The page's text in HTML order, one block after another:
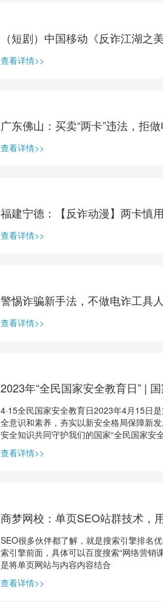
（短剧）中国移动《反诈江湖之
查看详情>>
广东佛山：买卖“两卡”违法，拒
查看详情>>
福建宁德：【反诈动漫】两卡慎用
查看详情>>
警惕诈骗新手法，不做电诈工具
查看详情>>
2023年“全民国家安全教育日” |
4·15全民国家安全教育日2023年4月15日
全意识和素养，夯实以新安全格局保障新
安全知识共同守护我们的国家“全民国家安
查看详情>>
商梦网校：单页SEO站群技术，
SEO很多伙伴都了解，就是搜索引擎排名
索引擎前面，具体可以百度搜索“网络营销
是将单页网站与内容内容结合
查看详情>>